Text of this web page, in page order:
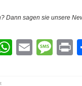
Dann sagen sie unsere
Email